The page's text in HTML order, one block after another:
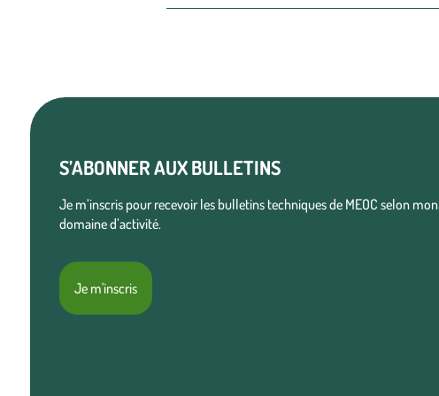
S’ABONNER AUX BULLETINS
Je m’inscris pour recevoir les bulletins techniques de MEOC selon mon
domaine d’activité.
Je m'inscris